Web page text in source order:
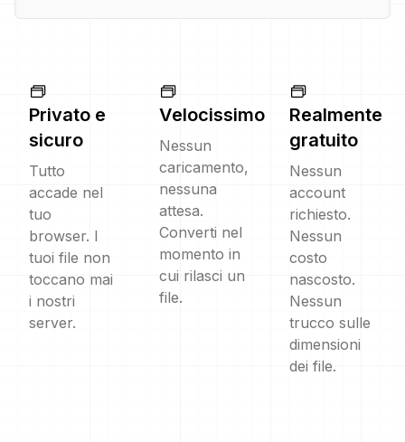
Privato e
sicuro
Tutto
accade nel
tuo
browser. I
tuoi file non
toccano mai
i nostri
server.
Velocissimo
Nessun
caricamento,
nessuna
attesa.
Converti nel
momento in
cui rilasci un
file.
Realmente
gratuito
Nessun
account
richiesto.
Nessun
costo
nascosto.
Nessun
trucco sulle
dimensioni
dei file.